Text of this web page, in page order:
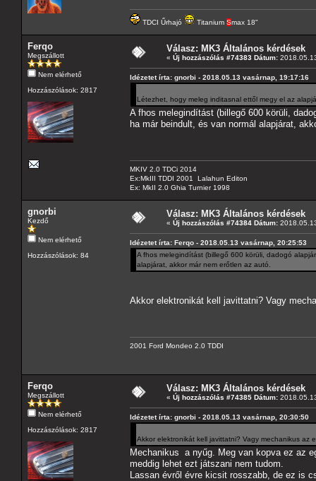
TDCI Űrhajó Titanium Smax 18"
Ferqo
Megszállott
Nem elérhető
Hozzászólások: 2817
Válasz: MK3 Általános kérdések
« Új hozzászólás #74383 Dátum:
Idézetet írta: gnorbi - 2018.05.13 vasárnap, 19:17:16
Létezhet, hogy meleg inditasnal ettől megy el az
A fhos melegindítást (billegő 600 körüli,
ha már beindult, és van normál alapjárat,
MKIV 2.0 TDCi 2014
Ex:MkIII TDDI 2001 Lalahun Editon
Ex: MkII 2.0 Ghia Turnier 1998
gnorbi
Kezdő
Nem elérhető
Hozzászólások: 84
Válasz: MK3 Általános kérdések
« Új hozzászólás #74384 Dátum:
Idézetet írta: Ferqo - 2018.05.13 vasárnap, 20:25:53
A fhos melegindítást (billegő 600 körüli, dadogó
alapjárat, akkor már nem erőtlen az autó.
Akkor elektronikát kell javittatni? Vagy
2001 Ford Mondeo 2.0 TDDI
Ferqo
Megszállott
Nem elérhető
Hozzászólások: 2817
Válasz: MK3 Általános kérdések
« Új hozzászólás #74385 Dátum:
Idézetet írta: gnorbi - 2018.05.13 vasárnap, 20:30:50
Akkor elektronikát kell javittatni? Vagy mechanikus az
Mechanikus a nyűg. Meg van kopva ez az
meddig lehet ezt játszani nem tudom.
Lassan évről évre kicsit rosszabb, de ez is